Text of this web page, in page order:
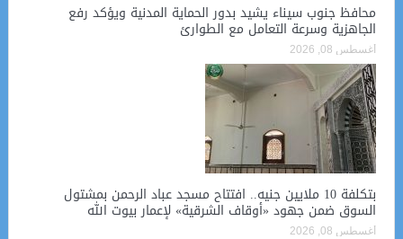
محافظ جنوب سيناء يشيد بدور الحماية المدنية ويؤكد رفع
الجاهزية وسرعة التعامل مع الطوارئ
أغسطس 08, 2026
بتكلفة 10 ملايين جنيه.. افتتاح مسجد عباد الرحمن بمشتول
السوق ضمن جهود «أوقاف الشرقية» لإعمار بيوت الله
أغسطس 08, 2026